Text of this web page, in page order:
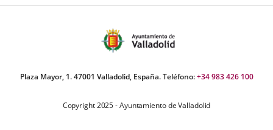
Plaza Mayor, 1. 47001 Valladolid, España. Teléfono:+34 983 426 100
Copyright 2025 - Ayuntamiento de Valladolid